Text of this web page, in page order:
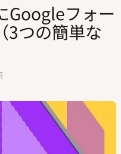
ョ
ン
Googleフォー
3つの簡単な